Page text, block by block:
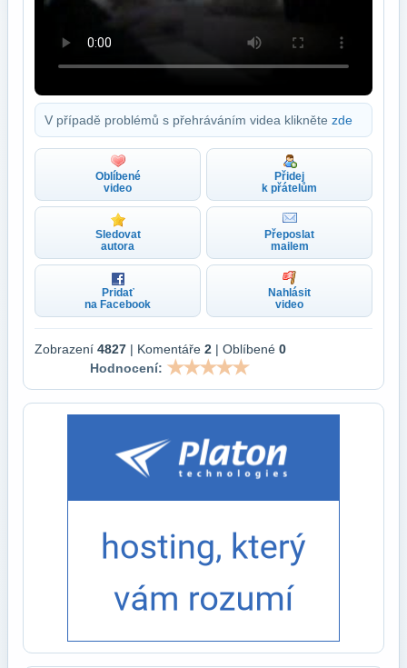
V případě problémů s přehráváním videa klikněte zde
Oblíbené
video
Přidej
k přátelům
Sledovat
autora
Přeposlat
mailem
Pridať
na Facebook
Nahlásit
video
Zobrazení 4827 | Komentáře 2 | Oblíbené 0
Hodnocení: